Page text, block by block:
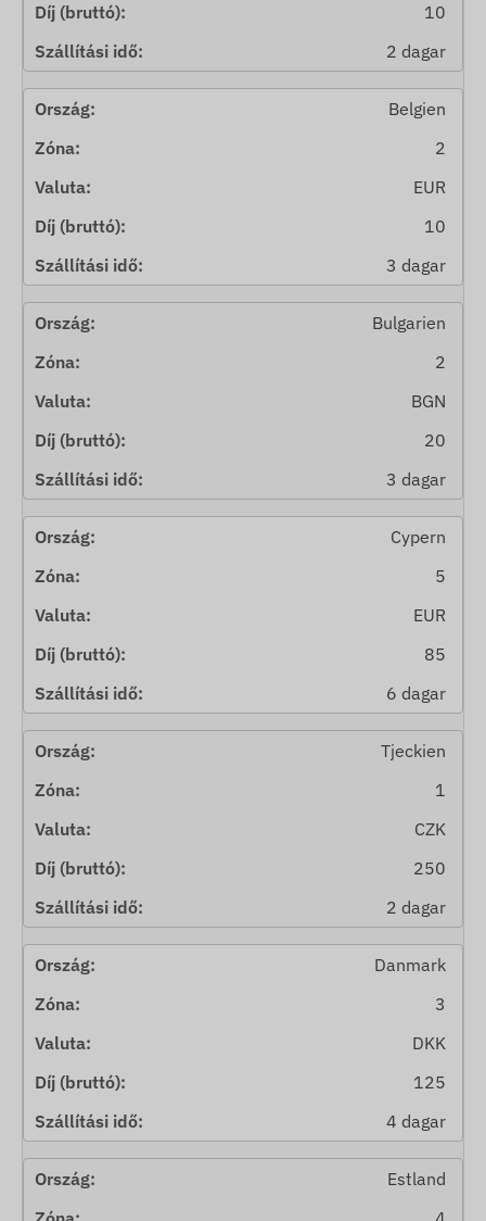
10
2 dagar
Belgien
2
EUR
10
3 dagar
Bulgarien
2
BGN
20
3 dagar
Cypern
5
EUR
85
6 dagar
Tjeckien
1
CZK
250
2 dagar
Danmark
3
DKK
125
4 dagar
Estland